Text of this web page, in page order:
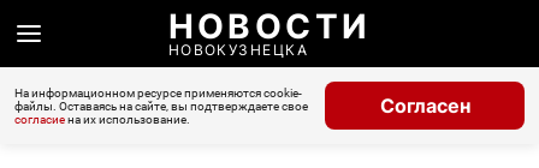
НОВОСТИ
НОВОКУЗНЕЦКА
На информационном ресурсе применяются cookie-
файлы. Оставаясь на сайте, вы подтверждаете свое
согласиена их использование.
Согласен